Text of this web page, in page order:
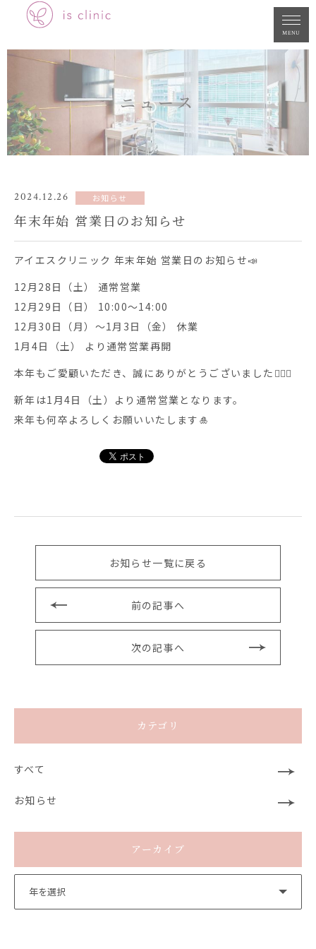
MENU
ニュース
2024.12.26 お知らせ
年末年始 営業日のお知らせ
アイエスクリニック 年末年始 営業日のお知らせ📣
12月28日（土） 通常営業
12月29日（日） 10:00～14:00
12月30日（月）～1月3日（金） 休業
1月4日（土） より通常営業再開
本年もご愛顧いただき、誠にありがとうございました🙇🏻‍♀️
新年は1月4日（土）より通常営業となります。
来年も何卒よろしくお願いいたします🎍
前の記事へ
お知らせ一覧に戻る
次の記事へ
カテゴリ
すべて
お知らせ
アーカイブ